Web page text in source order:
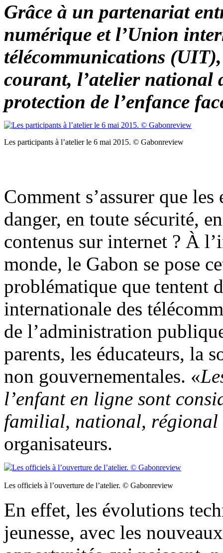
Grâce à un partenariat
numérique et l’Union
télécommunications
courant, l’atelier national
protection de l’enfance
Les participants à l’atelier le 6 mai 2015. © Gabonreview
Comment s’assurer que
danger, en toute sécurité,
contenus sur internet ? À
monde, le Gabon se pose
problématique que tentent
internationale des
de l’administration
parents, les éducateurs, la
non gouvernementales. «
l’enfant en ligne sont
familial, national, régional
organisateurs.
Les officiels à l’ouverture de l’atelier. © Gabonreview
En effet, les évolutions
jeunesse, avec les